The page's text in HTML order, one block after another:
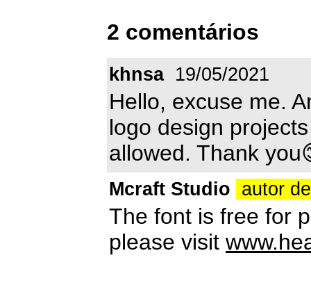
2 comentários
khnsa 19/05/2021
Hello, excuse me.
logo design
allowed. Thank
Mcraft Studio autor
The font is free for
please visit